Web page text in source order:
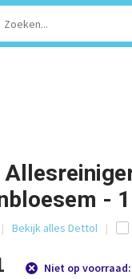
-
Bekijk alles Dettol
Niet op